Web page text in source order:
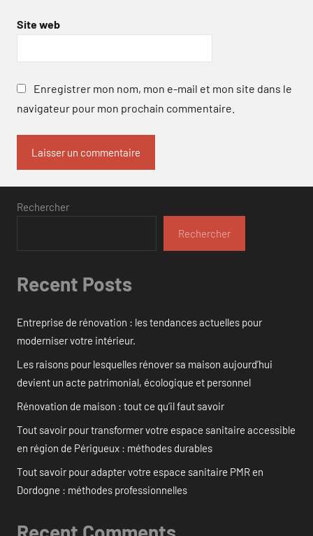
Site web
Enregistrer mon nom, mon e-mail et mon site dans le
navigateur pour mon prochain commentaire.
Rechercher
Rechercher
Recent Posts
Entreprise de rénovation : les tendances actuelles pour
moderniser votre intérieur.
Les raisons pour lesquelles rénover sa maison aujourd’hui
devient un acte patrimonial, écologique et personnel
Rénovation de maison : tout ce qu’il faut savoir
Tout savoir pour transformer votre espace sanitaire accessible
en région de Périgueux : méthodes durables
Tout savoir pour adapter votre espace sanitaire PMR en
Dordogne : méthodes professionnelles